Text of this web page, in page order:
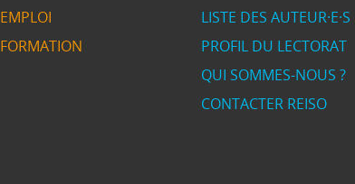
EMPLOI
FORMATION
LISTE DES AUTEUR·E·S
PROFIL DU LECTORAT
QUI SOMMES-NOUS ?
CONTACTER REISO